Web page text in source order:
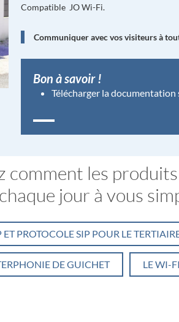
Compatible JO Wi-Fi.
Communiquer avec vos visiteurs à
Bon à savoir !
Télécharger la
comment les
jour à vous
ET PROTOCOLE SIP POUR LE
DE GUICHET LE WI-